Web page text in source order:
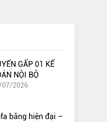
GẤP 01 KẾ
NỘI BỘ
07/2026
băng hiện đại –